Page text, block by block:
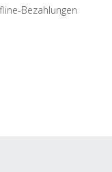
Bezahlungen